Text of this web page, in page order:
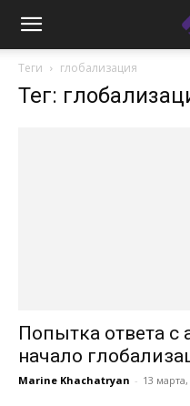
Теги глобализация
Тег:
Попытка ответа с
начало
Marine Khachatryan - 13 марта,